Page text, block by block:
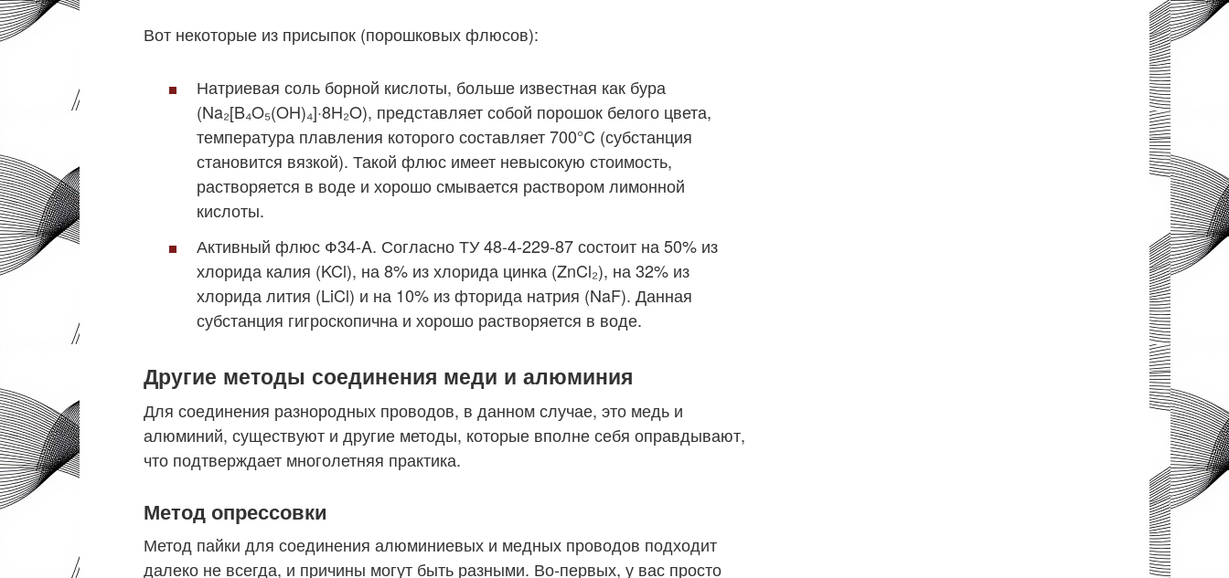
Вот некоторые из присыпок (порошковых флюсов):
Натриевая соль борной кислоты, больше известная как бура
(Na₂[B₄O₅(OH)₄]·8H₂O), представляет собой порошок белого цвета,
температура плавления которого составляет 700°C (субстанция
становится вязкой). Такой флюс имеет невысокую стоимость,
растворяется в воде и хорошо смывается раствором лимонной
кислоты.
Активный флюс Ф34-A. Согласно ТУ 48-4-229-87 состоит на 50% из
хлорида калия (KCl), на 8% из хлорида цинка (ZnCl₂), на 32% из
хлорида лития (LiCl) и на 10% из фторида натрия (NaF). Данная
субстанция гигроскопична и хорошо растворяется в воде.
Другие методы соединения меди и алюминия
Для соединения разнородных проводов, в данном случае, это медь и
алюминий, существуют и другие методы, которые вполне себя оправдывают,
что подтверждает многолетняя практика.
Метод опрессовки
Метод пайки для соединения алюминиевых и медных проводов подходит
далеко не всегда, и причины могут быть разными. Во-первых, у вас просто